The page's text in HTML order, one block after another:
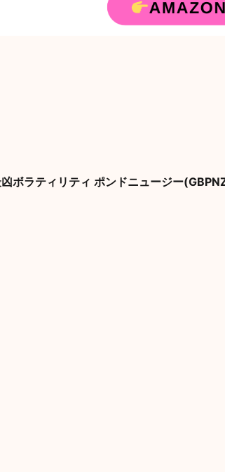
凶ボラティリティ ポンドニュージー